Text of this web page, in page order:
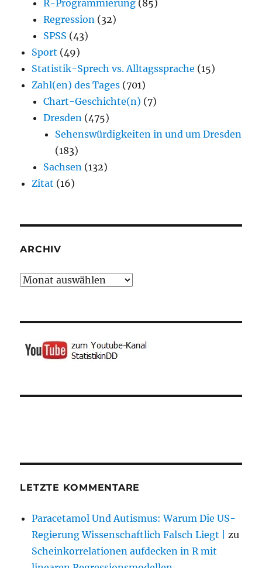
R-Programmierung (85)
Regression (32)
SPSS (43)
Sport (49)
Statistik-Sprech vs. Alltagssprache (15)
Zahl(en) des Tages (701)
Chart-Geschichte(n) (7)
Dresden (475)
Sehenswürdigkeiten in und um Dresden
(183)
Sachsen (132)
Zitat (16)
ARCHIV
Archiv
LETZTE KOMMENTARE
Paracetamol Und Autismus: Warum Die US-
Regierung Wissenschaftlich Falsch Liegt |
zu
Scheinkorrelationen aufdecken in R mit